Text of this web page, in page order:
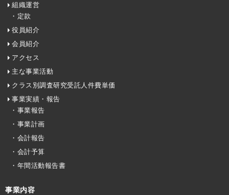
組織運営
・定款
役員紹介
会員紹介
アクセス
主な事業活動
クラス別調査研究受託人件費単価
事業実績・報告
・事業報告
・事業計画
・会計報告
・会計予算
・年間活動報告書
事業内容